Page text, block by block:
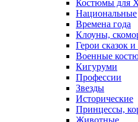
Костюмы для
Национальные
Времена года
Клоуны,
Герои сказок
Военные
Кигуруми
Профессии
Звезды
Исторические
Принцессы,
Животные